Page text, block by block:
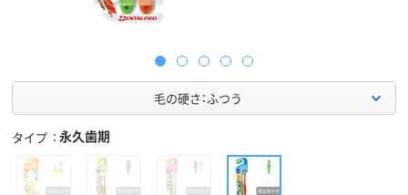
毛の硬さ：ふつう
タイプ 永久歯期